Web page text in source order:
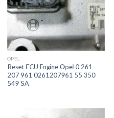
OPEL
Reset ECU Engine Opel 0 261
207 961 0261207961 55 350
549 SA